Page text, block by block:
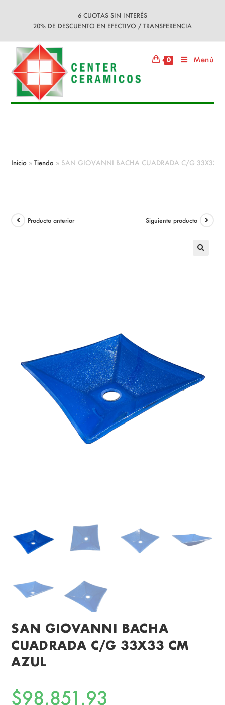
6 CUOTAS SIN INTERÉS
20% DE DESCUENTO EN EFECTIVO / TRANSFERENCIA
0 Menú
Inicio »Tienda » SAN GIOVANNI BACHA CUADRADA C/G 33X33
Producto anterior Siguiente producto
SAN GIOVANNI BACHA
CUADRADA C/G 33X33 CM
AZUL
$98,851.93